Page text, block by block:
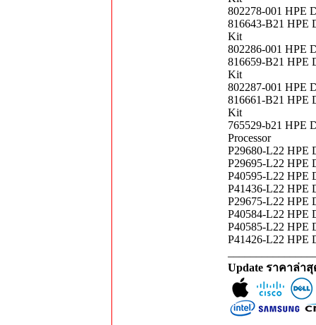
802278-001 HPE
816643-B21 HPE
Kit
802286-001 HPE
816659-B21 HPE
Kit
802287-001 HPE
816661-B21 HPE
Kit
765529-b21 HPE
Processor
P29680-L22 HPE
P29695-L22 HPE
P40595-L22 HPE
P41436-L22 HPE
P29675-L22 HPE
P40584-L22 HPE
P40585-L22 HPE
P41426-L22 HPE
Update ราคาล่า